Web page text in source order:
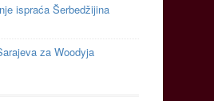
ispraća Šerbedžijina
za Woodyja